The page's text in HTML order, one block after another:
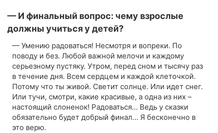
— И финальный вопрос: чему взрослые
должны учиться у детей?
— Умению радоваться! Несмотря и вопреки. По
поводу и без. Любой важной мелочи и каждому
серьезному пустяку. Утром, перед сном и тысячу раз
в течение дня. Всем сердцем и каждой клеточкой.
Потому что ты живой. Светит солнце. Или идет снег.
Или тучи, смотри, какие красивые, а одна из них –
настоящий слоненок! Радоваться… Ведь у сказки
обязательно будет добрый финал… Я бесконечно в
это верю.